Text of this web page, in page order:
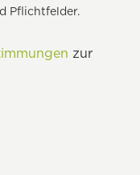
Pflichtfelder.
zur